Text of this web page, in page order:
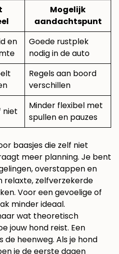
Mogelijk
aandachtspunt
en
Goede rustplek
nodig in de auto
Regels aan boord
verschillen
niet
Minder flexibel met
spullen en pauzes
baasjes die zelf niet
meer planning. Je bent
overstappen en
relaxte, zelfverzekerde
Voor een gevoelige of
minder ideaal.
wat theoretisch
jouw hond reist. Een
heenweg. Als je hond
je de eerste dagen